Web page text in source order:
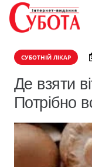
СУБОТНІЙ ЛІКАР
Де взяти
Потрібно